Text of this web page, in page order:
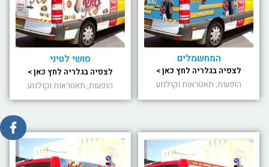
המחשמלים
לצפיה בגלריה לחץ כאן >
הופעות, תאטראות וקולנוע
סושי לטיני
לצפיה בגלריה לחץ כאן >
הופעות, תאטראות וקולנוע